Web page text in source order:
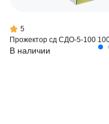
5
Прожектор сд СДО-5-100
В наличии